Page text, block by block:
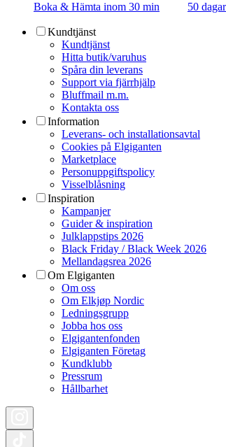
Boka & Hämta inom 30 min 50
Kundtjänst
Kundtjänst
Hitta butik/varuhus
Spåra din leverans
Support via fjärrhjälp
Bluffmail m.m.
Kontakta oss
Information
Leverans- och installationsavtal
Cookies på Elgiganten
Marketplace
Personuppgiftspolicy
Visselblåsning
Inspiration
Kampanjer
Guider & inspiration
Julklappstips 2026
Black Friday / Black Week 2026
Mellandagsrea 2026
Om Elgiganten
Om oss
Om Elkjøp Nordic
Ledningsgrupp
Jobba hos oss
Elgigantenfonden
Elgiganten Företag
Kundklubb
Pressrum
Hållbarhet